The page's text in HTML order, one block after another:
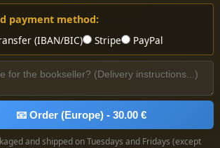
payment method:
(IBAN/BIC)
Stripe PayPal
📧 Order (Europe) - 30.00 €
and shipped on Tuesdays and Fridays (except